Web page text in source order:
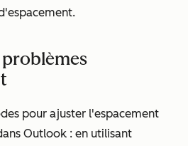
pour ajuster l'espacement
Outlook : en utilisant